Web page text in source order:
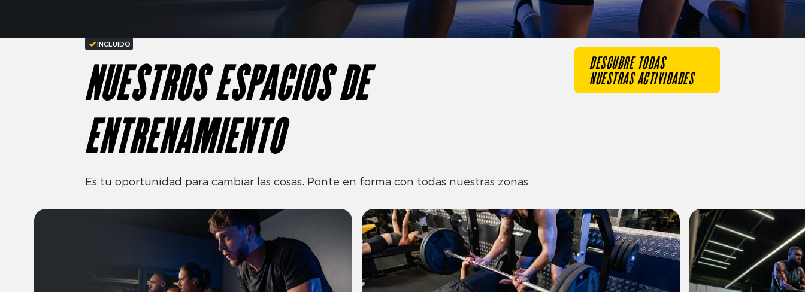
INCLUIDO
NUESTROS ESPACIOS DE
ENTRENAMIENTO
Es tu oportunidad para cambiar las cosas. Ponte en forma con todas nuestras zonas
DESCUBRE TODAS
NUESTRAS ACTIVIDADES